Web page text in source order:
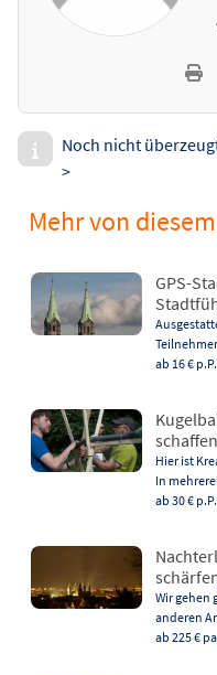
Noch nicht
>
Mehr von
GPS-
ab 16 € p.P.
schaffen
Hier ist
In
ab 30 € p.P.
Wir gehen
anderen
ab 225 €